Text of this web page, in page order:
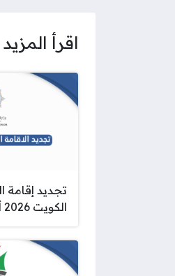
اقرأ
تجديد إقامة
الكويت 2026 أون لاين